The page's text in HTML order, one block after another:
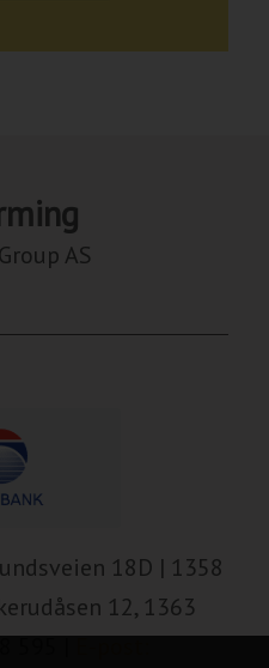
AS
18D | 1358
12, 1363
595 |E-post: